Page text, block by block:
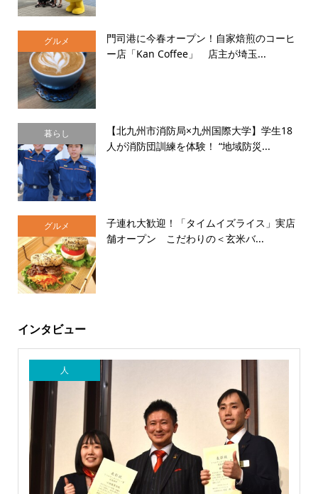
グルメ
門司港に今春オープン！自家焙煎のコーヒ
ー店「Kan Coffee」 店主が埼玉...
暮らし
【北九州市消防局×九州国際大学】学生18
人が消防団訓練を体験！ “地域防災...
グルメ
子連れ大歓迎！「タイムイズライス」実店
舗オープン こだわりの＜玄米バ...
インタビュー
人